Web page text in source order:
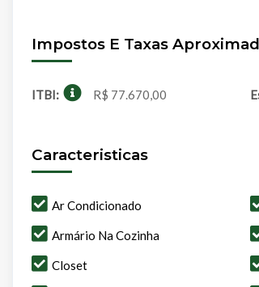
Impostos E Taxas
ITBI: R$ 77.670,00
Caracteristicas
Ar Condicionado
Armário Na Cozinha
Closet